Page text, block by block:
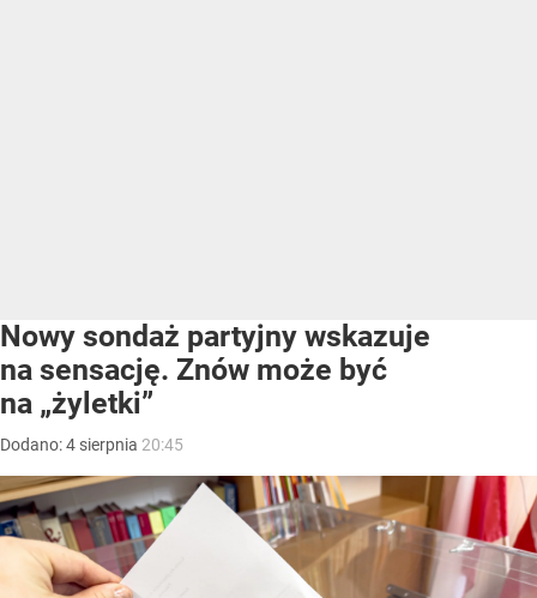
Nowy sondaż partyjny wskazuje
na sensację. Znów może być
na „żyletki”
Dodano:4 sierpnia 20:45